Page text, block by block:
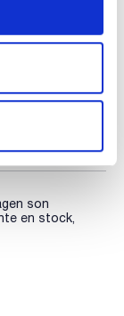
para
son
en stock,